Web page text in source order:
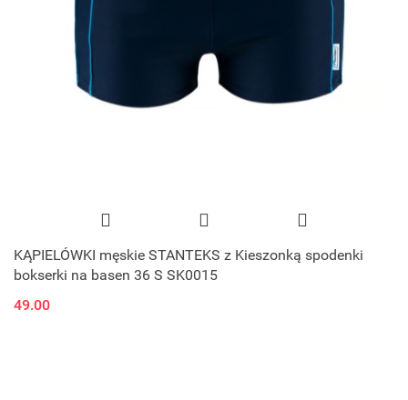
KĄPIELÓWKI męskie STANTEKS z Kieszonką spodenki
bokserki na basen 36 S SK0015
49.00